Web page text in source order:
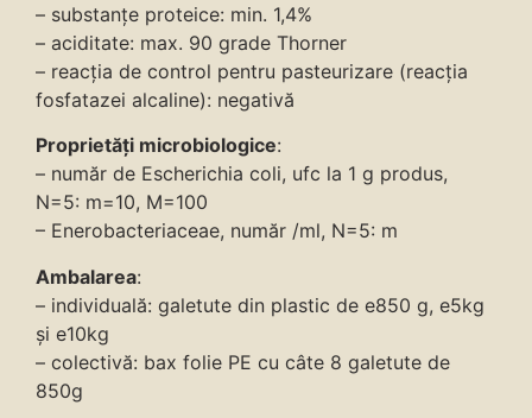
– substanțe proteice: min. 1,4%
– aciditate: max. 90 grade Thorner
– reacția de control pentru pasteurizare (reacția
fosfatazei alcaline): negativă
Proprietăți microbiologice:
– număr de Escherichia coli, ufc la 1 g produs,
N=5: m=10, M=100
– Enerobacteriaceae, număr /ml, N=5: m
Ambalarea:
– individuală: galetute din plastic de e850 g, e5kg
și e10kg
– colectivă: bax folie PE cu câte 8 galetute de
850g